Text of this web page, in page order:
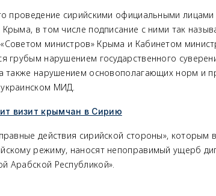
проведение сирийскими официальными
в том числе подписание с ними так
министров» Крыма и Кабинетом
грубым нарушением государственного
также нарушением основополагающих норм и
МИД.
визит крымчан в Сирию
действия сирийской стороны», которым
режиму, наносят непоправимый ущерб
Арабской Республикой».